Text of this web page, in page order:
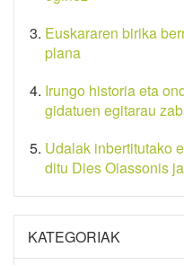
Euskararen birika
plana
Irungo historia eta
gidatuen egitarau
Udalak inbertitutako
ditu Dies Oiassonis
KATEGORIAK